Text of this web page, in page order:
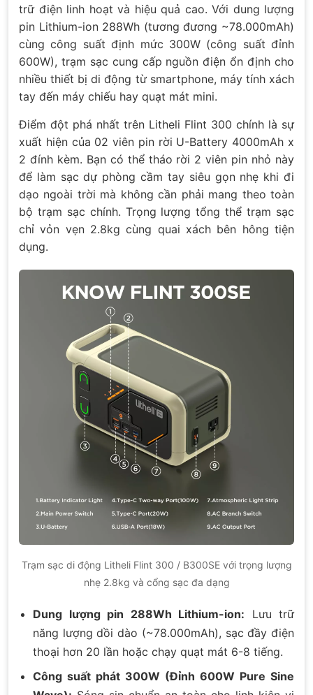
trữ điện linh hoạt và hiệu quả cao. Với dung lượng
pin Lithium-ion 288Wh (tương đương ~78.000mAh)
cùng công suất định mức 300W (công suất đỉnh
600W), trạm sạc cung cấp nguồn điện ổn định cho
nhiều thiết bị di động từ smartphone, máy tính xách
tay đến máy chiếu hay quạt mát mini.
Điểm đột phá nhất trên Litheli Flint 300 chính là sự
xuất hiện của 02 viên pin rời U-Battery 4000mAh x
2 đính kèm. Bạn có thể tháo rời 2 viên pin nhỏ này
để làm sạc dự phòng cầm tay siêu gọn nhẹ khi đi
dạo ngoài trời mà không cần phải mang theo toàn
bộ trạm sạc chính. Trọng lượng tổng thể trạm sạc
chỉ vỏn vẹn 2.8kg cùng quai xách bên hông tiện
dụng.
Trạm sạc di động Litheli Flint 300 / B300SE với trọng lượng
nhẹ 2.8kg và cổng sạc đa dạng
Dung lượng pin 288Wh Lithium-ion: Lưu trữ
năng lượng dồi dào (~78.000mAh), sạc đầy điện
thoại hơn 20 lần hoặc chạy quạt mát 6-8 tiếng.
Công suất phát 300W (Đỉnh 600W Pure Sine